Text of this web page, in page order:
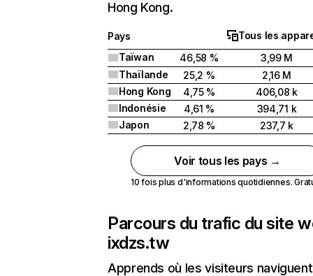
Hong Kong.
Pays
Tous les
Taïwan
46,58 %
3,99 M
Thaïlande
25,2 %
2,16 M
Hong Kong
4,75 %
406,08 k
Indonésie
4,61 %
394,71 k
Japon
2,78 % 237,7 k
Voir tous les pays →
10 fois plus d'informations quotidiennes.
Parcours du trafic du site
ixdzs.tw
Apprends où les visiteurs naviguent